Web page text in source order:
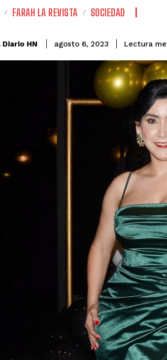
FARAH LA REVISTA SOCIEDAD
Diario HN agosto 6, 2023 Lectura